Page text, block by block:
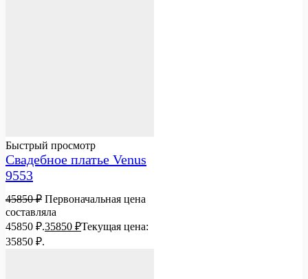
Быстрый просмотр
Свадебное платье Venus
9553
45850₽ Первоначальная цена
составляла
45850 ₽.35850 ₽Текущая цена:
35850 ₽.